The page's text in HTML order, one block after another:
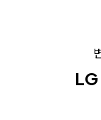
LG